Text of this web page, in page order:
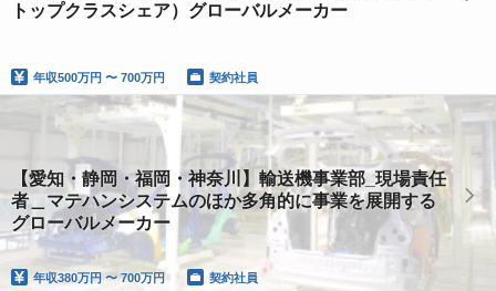
トップクラスシェア）グローバルメーカー
年収500万円 〜 700万円 契約社員
【愛知・静岡・福岡・神奈川】輸送機事業部_現場責任
者＿マテハンシステムのほか多角的に事業を展開する
グローバルメーカー
年収380万円 〜 700万円 契約社員